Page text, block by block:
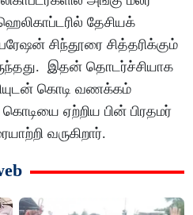
தேசியக்
சிந்தூரை சித்தரிக்கும்
இதன் தொடர்ச்சியாக
கொடி வணக்கம்
ஏற்றிய பின் பிரதமர்
வருகிறார்.